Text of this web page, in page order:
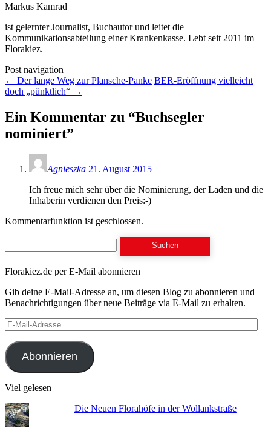
Markus Kamrad
ist gelernter Journalist, Buchautor und leitet die
Kommunikationsabteilung einer Krankenkasse. Lebt seit 2011 im
Florakiez.
Post navigation
← Der lange Weg zur Plansche-Panke BER-Eröffnung vielleicht
doch „pünktlich“ →
Ein Kommentar zu “Buchsegler
nominiert”
Agnieszka 21. August 2015
Ich freue mich sehr über die Nominierung, der Laden und die
Inhaberin verdienen den Preis:-)
Kommentarfunktion ist geschlossen.
Suchen
nach:
Florakiez.de per E-Mail abonnieren
Gib deine E-Mail-Adresse an, um diesen Blog zu abonnieren und
Benachrichtigungen über neue Beiträge via E-Mail zu erhalten.
E-
Mail-
Adresse
Abonnieren
Viel gelesen
Die Neuen Florahöfe in der Wollankstraße